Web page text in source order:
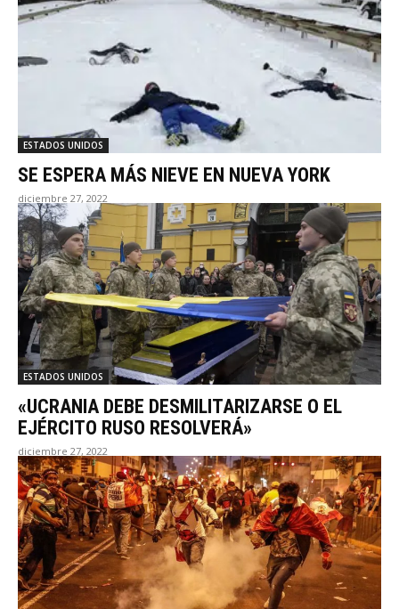
ESTADOS UNIDOS
SE ESPERA MÁS NIEVE EN NUEVA YORK
diciembre 27, 2022
ESTADOS UNIDOS
«UCRANIA DEBE DESMILITARIZARSE O EL
EJÉRCITO RUSO RESOLVERÁ»
diciembre 27, 2022